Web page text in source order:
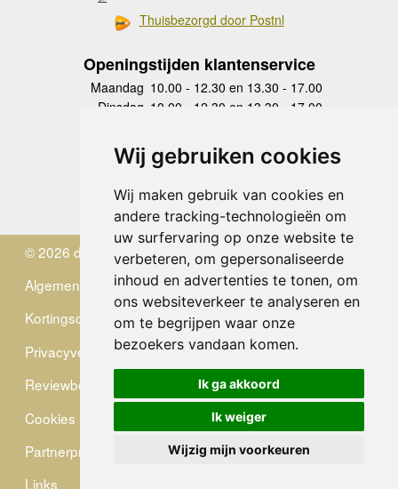
Wij gebruiken cookies
Wij maken gebruik van cookies en
andere tracking-technologieën om
uw surfervaring op onze website te
verbeteren, om gepersonaliseerde
inhoud en advertenties te tonen, om
ons websiteverkeer te analyseren en
om te begrijpen waar onze
bezoekers vandaan komen.
Ik ga akkoord
Ik weiger
Wijzig mijn voorkeuren
Thuisbezorgd door Postnl
Openingstijden klantenservice
Maandag 10.00 - 12.30 en 13.30 - 17.00
Dinsdag 10.00 - 12.30 en 13.30 - 17.00
Donderdag
10.00 - 12.30 en 13.30 - 17.00
Vrijdag 10.00 - 12.30 en 13.30 - 17.00
Zaterdag
gesloten
Zondag gesloten
© 2026 de Zwerver
Algemene Voorwaarden
Kortingscode
Privacyverklaring
Reviewbeleid
Cookies
Partnerprogramma
Links